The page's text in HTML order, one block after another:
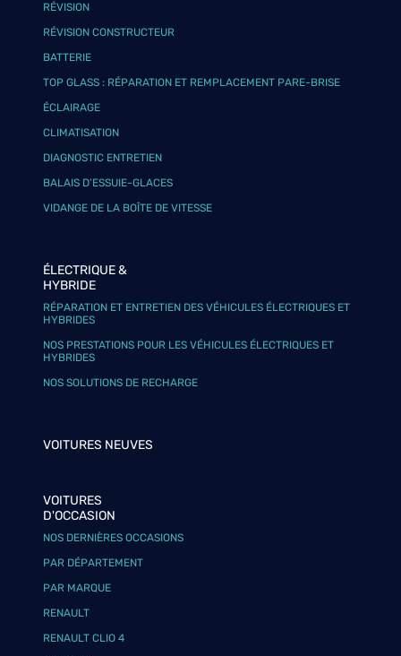
RÉVISION
RÉVISION CONSTRUCTEUR
BATTERIE
TOP GLASS : RÉPARATION ET REMPLACEMENT PARE-BRISE
ÉCLAIRAGE
CLIMATISATION
DIAGNOSTIC ENTRETIEN
BALAIS D’ESSUIE-GLACES
VIDANGE DE LA BOÎTE DE VITESSE
ÉLECTRIQUE &
HYBRIDE
RÉPARATION ET ENTRETIEN DES VÉHICULES ÉLECTRIQUES ET
HYBRIDES
NOS PRESTATIONS POUR LES VÉHICULES ÉLECTRIQUES ET
HYBRIDES
NOS SOLUTIONS DE RECHARGE
VOITURES NEUVES
VOITURES
D'OCCASION
NOS DERNIÈRES OCCASIONS
PAR DÉPARTEMENT
PAR MARQUE
RENAULT
RENAULT CLIO 4